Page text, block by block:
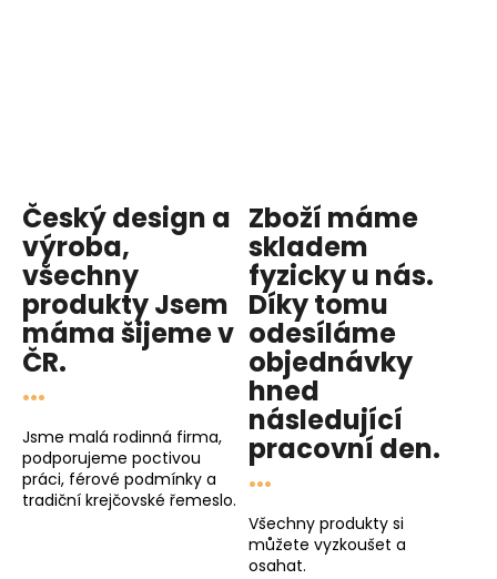
k
y
v
ý
p
i
s
u
Český design a
výroba,
všechny
produktyJsem
mámašijeme v
ČR.
...
Jsme malá rodinná firma,
podporujeme poctivou
práci, férové podmínky a
tradiční krejčovské řemeslo.
Zboží máme
skladem
fyzicky u nás.
Díky tomu
odesíláme
objednávky
hned
následující
pracovní den.
...
Všechny produkty si
můžete vyzkoušet a
osahat.